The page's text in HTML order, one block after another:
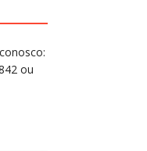
ou